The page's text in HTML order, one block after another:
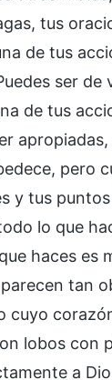
tus
de tus
ser de
de tus
pero
y tus
lo que
haces es
tan
cuyo
lobos con
a